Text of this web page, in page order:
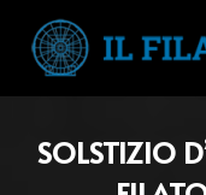
SOLSTIZIO